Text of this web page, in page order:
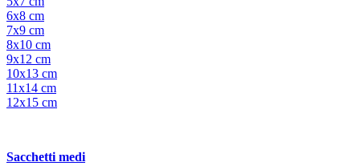
6x8 cm
7x9 cm
8x10 cm
9x12 cm
10x13 cm
11x14 cm
12x15 cm
Sacchetti medi